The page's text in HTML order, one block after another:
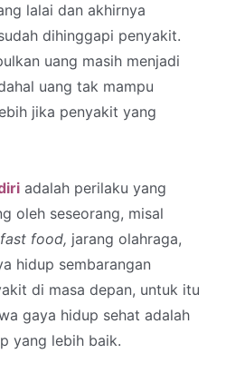
lalai dan akhirnya
dihinggapi penyakit.
uang masih menjadi
uang tak mampu
jika penyakit yang
adalah perilaku yang
oleh seseorang, misal
fast food, jarang olahraga,
hidup sembarangan
di masa depan, untuk itu
gaya hidup sehat adalah
yang lebih baik.